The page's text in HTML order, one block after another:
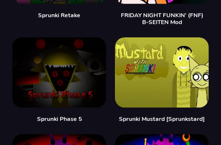
Sprunki Retake
FRIDAY NIGHT FUNKIN' (FNF)
B-SEITEN Mod
Sprunki Phase 5 Sprunki Mustard [Sprunkstard]